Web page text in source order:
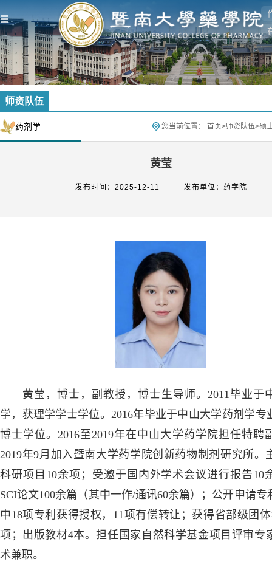
师资队伍
药剂学 您当前位置： 首页>师资队伍>硕
黄莹
发布时间：2025-12-11 发布单位：药学院
黄莹，博士，副教授，博士生导师。2011毕业于
学，获理学学士学位。2016年毕业于中山大学药剂学专
博士学位。2016至2019年在中山大学药学院担任特聘
2019年9月加入暨南大学药学院创新药物制剂研究所。
科研项目10余项；受邀于国内外学术会议进行报告10
SCI论文100余篇（其中一作/通讯60余篇）；公开申请专
中18项专利获得授权，11项有偿转让；获得省部级团
项；出版教材4本。担任国家自然科学基金项目评审专
术兼职。